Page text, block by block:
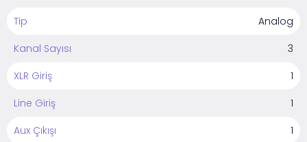
Tip
Analog
Kanal Sayısı
3
XLR Giriş
1
Line Giriş
1
Aux Çıkışı
1